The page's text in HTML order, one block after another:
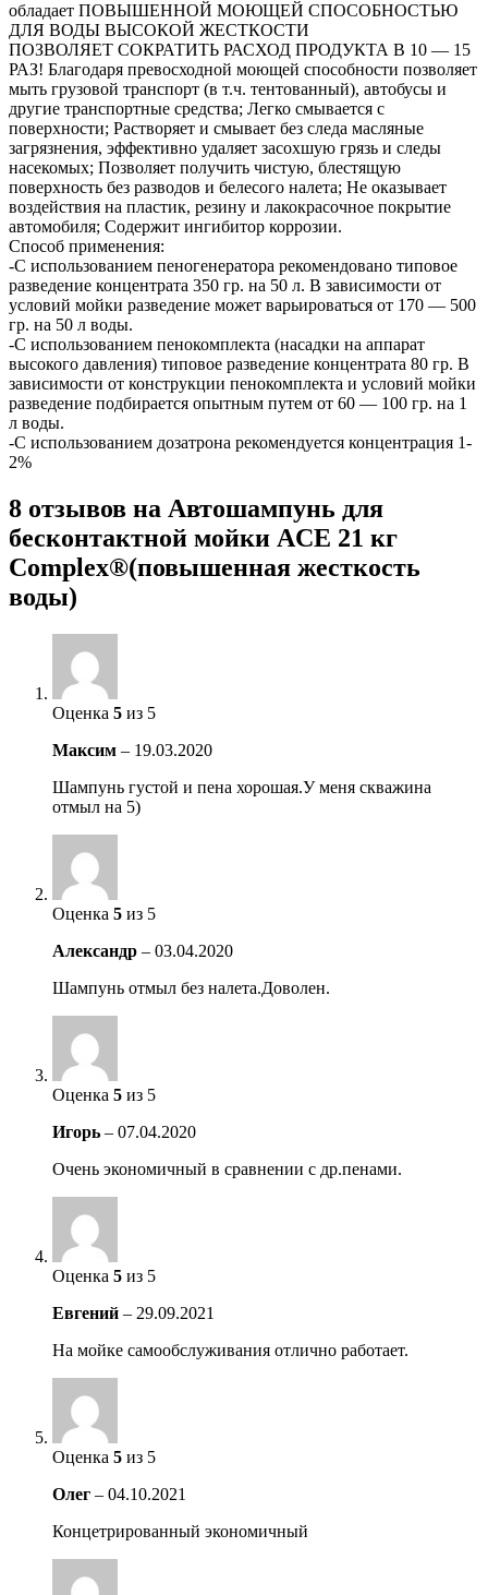
обладает ПОВЫШЕННОЙ МОЮЩЕЙ СПОСОБНОСТЬЮ
ДЛЯ ВОДЫ ВЫСОКОЙ ЖЕСТКОСТИ
ПОЗВОЛЯЕТ СОКРАТИТЬ РАСХОД ПРОДУКТА В 10 — 15
РАЗ! Благодаря превосходной моющей способности позволяет
мыть грузовой транспорт (в т.ч. тентованный), автобусы и
другие транспортные средства; Легко смывается с
поверхности; Растворяет и смывает без следа масляные
загрязнения, эффективно удаляет засохшую грязь и следы
насекомых; Позволяет получить чистую, блестящую
поверхность без разводов и белесого налета; Не оказывает
воздействия на пластик, резину и лакокрасочное покрытие
автомобиля; Содержит ингибитор коррозии.
Способ применения:
-С использованием пеногенератора рекомендовано типовое
разведение концентрата 350 гр. на 50 л. В зависимости от
условий мойки разведение может варьироваться от 170 — 500
гр. на 50 л воды.
-С использованием пенокомплекта (насадки на аппарат
высокого давления) типовое разведение концентрата 80 гр. В
зависимости от конструкции пенокомплекта и условий мойки
разведение подбирается опытным путем от 60 — 100 гр. на 1
л воды.
-С использованием дозатрона рекомендуется концентрация 1-
2%
8 отзывов на Автошампунь для
бесконтактной мойки ACE 21 кг
Complex®(повышенная жесткость
воды)
Оценка 5 из 5
Максим – 19.03.2020
Шампунь густой и пена хорошая.У меня скважина
отмыл на 5)
Оценка 5 из 5
Александр – 03.04.2020
Шампунь отмыл без налета.Доволен.
Оценка 5 из 5
Игорь – 07.04.2020
Очень экономичный в сравнении с др.пенами.
Оценка 5 из 5
Евгений – 29.09.2021
На мойке самообслуживания отлично работает.
Оценка 5 из 5
Олег – 04.10.2021
Концетрированный экономичный